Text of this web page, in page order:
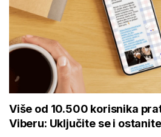
Više od 10.500 korisnika
Viberu: Uključite se i